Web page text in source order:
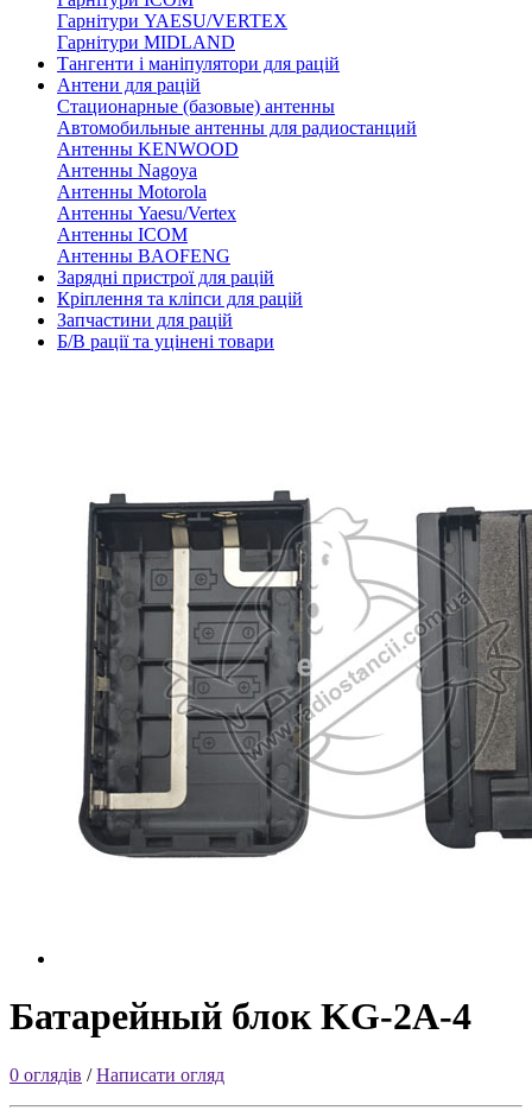
Гарнітури YAESU/VERTEX
Гарнітури MIDLAND
Тангенти і маніпулятори для рацій
Антени для рацій
Стационарные (базовые) антенны
Автомобильные антенны для радиостанций
Антенны KENWOOD
Антенны Nagoya
Антенны Motorola
Антенны Yaesu/Vertex
Антенны ICOM
Антенны BAOFENG
Зарядні пристрої для рацій
Кріплення та кліпси для рацій
Запчастини для рацій
Б/В рації та уцінені товари
Батарейный блок KG-2A-4
0 оглядів /Написати огляд